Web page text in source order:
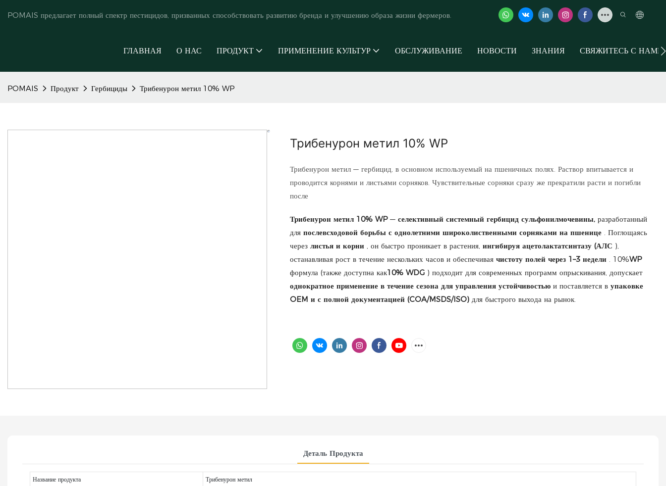
POMAIS предлагает полный спектр пестицидов, призванных способствовать развитию бренда и улучшению образа жизни фермеров.
ГЛАВНАЯ О НАС ПРОДУКТ ПРИМЕНЕНИЕ КУЛЬТУР ОБСЛУЖИВАНИЕ НОВОСТИ ЗНАНИЯ СВЯЖИТЕСЬ С НАМИ
POMAIS Продукт Гербициды Трибенурон метил 10% WP
Трибенурон метил 10% WP
Трибенурон метил — гербицид, в основном используемый на пшеничных полях. Раствор впитывается и
проводится корнями и листьями сорняков. Чувствительные сорняки сразу же прекратили расти и погибли
после
Трибенурон метил 10% WP— селективный системный гербицид сульфонилмочевины, разработанный
для послевсходовой борьбы с однолетними широколиственными сорняками на пшенице . Поглощаясь
через листья и корни , он быстро проникает в растения, ингибируя ацетолактатсинтазу (АЛС ),
останавливая рост в течение нескольких часов и обеспечивая чистоту полей через 1–3 недели . 10%WP
формула (также доступна как10% WDG ) подходит для современных программ опрыскивания, допускает
однократное применение в течение сезона для управления устойчивостью и поставляется в упаковке
OEM и с полной документацией (COA/MSDS/ISO) для быстрого выхода на рынок.
Деталь Продукта
Название продукта
Трибенурон метил